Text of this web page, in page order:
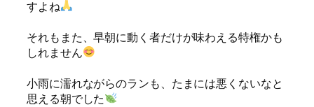
すよね
それもまた、早朝に動く者だけが味わえる特権かも
しれません
小雨に濡れながらのランも、たまには悪くないなと
思える朝でした